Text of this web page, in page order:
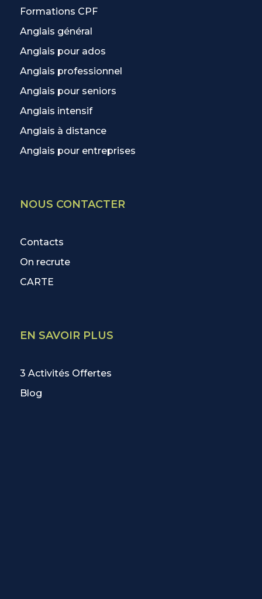
Formations CPF
Anglais général
Anglais pour ados
Anglais professionnel
Anglais pour seniors
Anglais intensif
Anglais à distance
Anglais pour entreprises
NOUS CONTACTER
Contacts
On recrute
CARTE
EN SAVOIR PLUS
3 Activités Offertes
Blog